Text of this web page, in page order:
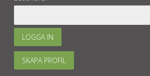
LOGGA IN
SKAPA PROFIL